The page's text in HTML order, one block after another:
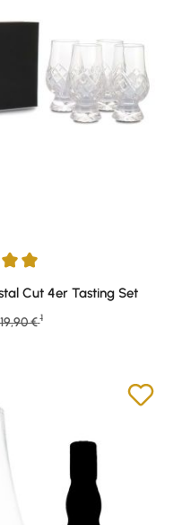
von 5 von 5 Sternen
Cut 4er Tasting Set
Preis:
€ 1